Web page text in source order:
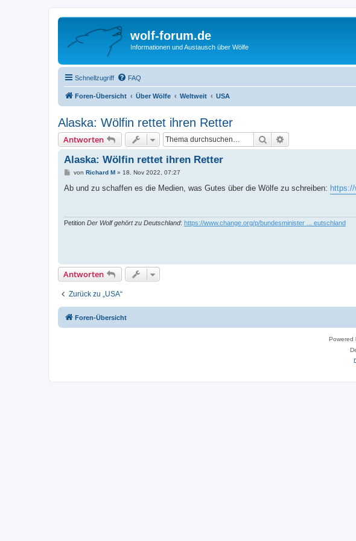
wolf-forum.de
Informationen und Austausch über Wölfe
Schnellzugriff FAQ
Foren-Übersicht Über Wölfe Weltweit USA
Alaska: Wölfin rettet ihren Retter
Antworten Suche
Alaska: Wölfin rettet ihren Retter
B
i
von Richard M» 18. Nov 2022, 07:27
Ab und zu schaffen es die Medien, was Gutes über die Wölfe zu schreiben: https://
Petition Der Wolf gehört zu Deutschland: https://www.change.org/p/bundesminister ... eutschland
Antworten
Zurück zu „USA“
Foren-Übersicht
Powered